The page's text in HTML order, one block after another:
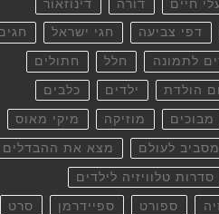
חיים דורה דינוזאור
דפי צביעה חגי ישראל
לתמונה חלל חתולים
הולדת ילדים כלבים
מבוכים מוזיקה מיקי מאוס
מסביב לעולם מצא את ההבדלים
סדרות טלוויזיה לילדים
ספורט ספיידרמן סרט